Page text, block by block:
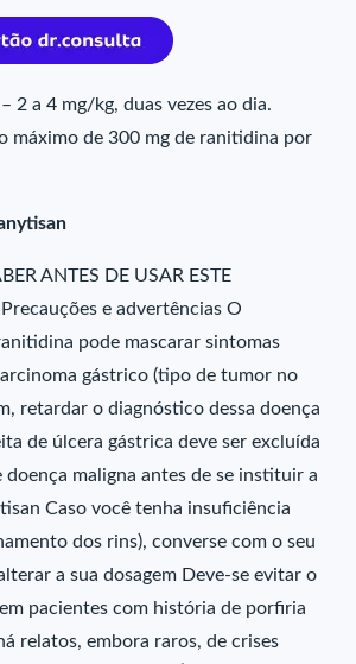
2 a 4 mg/kg, duas vezes ao dia.
máximo de 300 mg de ranitidina por
ANTES DE USAR ESTE
e advertências O
pode mascarar sintomas
gástrico (tipo de tumor no
retardar o diagnóstico dessa doença
de úlcera gástrica deve ser excluída
doença maligna antes de se instituir a
Caso você tenha insuficiência
dos rins), converse com o seu
a sua dosagem Deve-se evitar o
pacientes com história de porfiria
relatos, embora raros, de crises